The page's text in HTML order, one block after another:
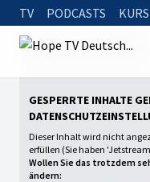
TV PODCASTS
Startseite
2026: Mein Leben mit Gott
GESPERRTE INHALTE
Dieser Inhalt wird nicht
erfüllen (Sie haben
Wollen Sie das trotzdem
ändern: